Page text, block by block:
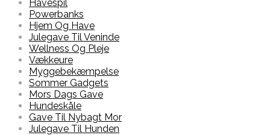
Havespil
Powerbanks
Hjem Og Have
Julegave Til Veninde
Wellness Og Pleje
Vækkeure
Myggebekæmpelse
Sommer Gadgets
Mors Dags Gave
Hundeskåle
Gave Til Nybagt Mor
Julegave Til Hunden